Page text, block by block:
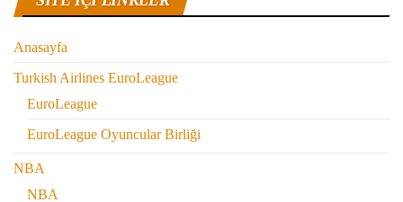
Anasayfa
Turkish Airlines EuroLeague
EuroLeague
EuroLeague Oyuncular Birliği
NBA
NBA